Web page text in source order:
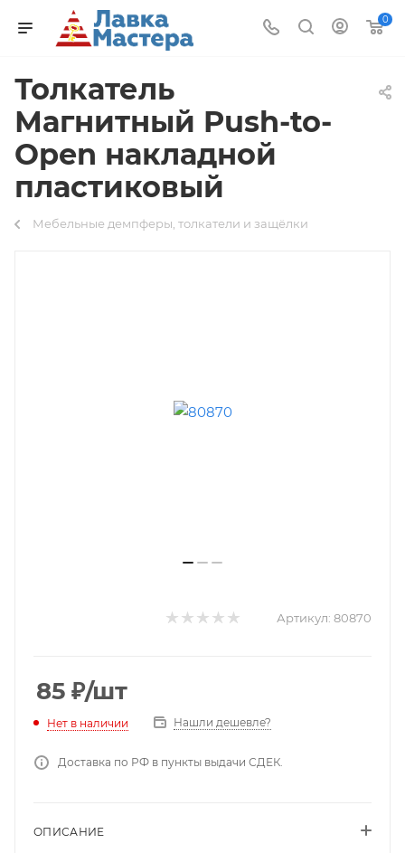
0
Толкатель
Магнитный Push-to-
Open накладной
пластиковый
Мебельные демпферы, толкатели и защёлки
Артикул: 80870
85 ₽/шт
Нет в наличии Нашли дешевле?
Доставка по РФ в пункты выдачи СДЕК.
ОПИСАНИЕ